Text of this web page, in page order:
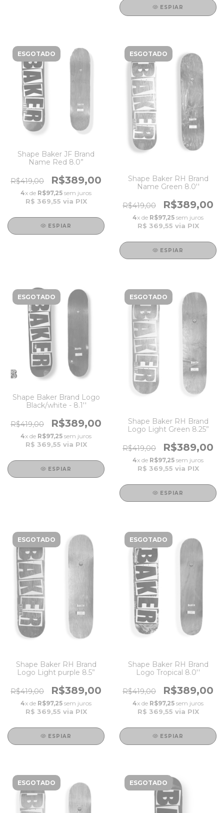
ESPIAR
ESGOTADO
Shape Baker JF Brand
Name Red 8.0”
R$419,00 R$389,00
4x de R$97,25 sem juros
R$ 369,55 via PIX
ESPIAR
ESGOTADO
Shape Baker RH Brand
Name Green 8.0''
R$419,00 R$389,00
4x de R$97,25 sem juros
R$ 369,55 via PIX
ESPIAR
ESGOTADO
Shape Baker Brand Logo
Black/white - 8.1''
R$419,00 R$389,00
4x de R$97,25 sem juros
R$ 369,55 via PIX
ESPIAR
ESGOTADO
Shape Baker RH Brand
Logo Light Green 8.25”
R$419,00 R$389,00
4x de R$97,25 sem juros
R$ 369,55 via PIX
ESPIAR
ESGOTADO
Shape Baker RH Brand
Logo Light purple 8.5”
R$419,00 R$389,00
4x de R$97,25 sem juros
R$ 369,55 via PIX
ESPIAR
ESGOTADO
Shape Baker RH Brand
Logo Tropical 8.0''
R$419,00 R$389,00
4x de R$97,25 sem juros
R$ 369,55 via PIX
ESPIAR
ESGOTADO ESGOTADO